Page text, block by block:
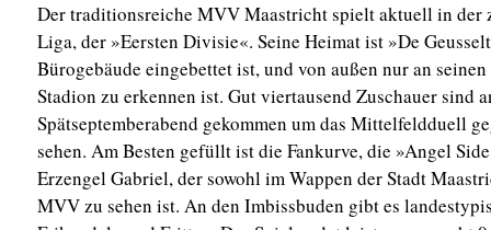
Der traditionsreiche MVV Maastricht spielt aktuell in der
Liga, der »Eersten Divisie«. Seine Heimat ist »De
Bürogebäude eingebettet ist, und von außen nur an
Stadion zu erkennen ist. Gut viertausend Zuschauer sind
Spätseptemberabend gekommen um das Mittelfeldduell
sehen. Am Besten gefüllt ist die Fankurve, die »Angel
Erzengel Gabriel, der sowohl im Wappen der Stadt
MVV zu sehen ist. An den Imbissbuden gibt es